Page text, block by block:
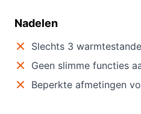
Nadelen
Slechts 3
Geen slimme functies
Beperkte afmetingen